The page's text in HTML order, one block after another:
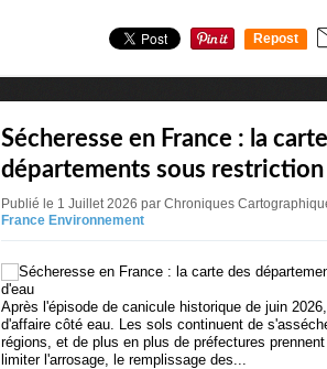
Repost
Sécheresse en France : la
départements sous restriction
Publié le 1 Juillet 2026 par Chroniques
France Environnement
Après l'épisode de canicule historique de juin
d'affaire côté eau. Les sols continuent de
régions, et de plus en plus de préfectures
limiter l'arrosage, le remplissage des...